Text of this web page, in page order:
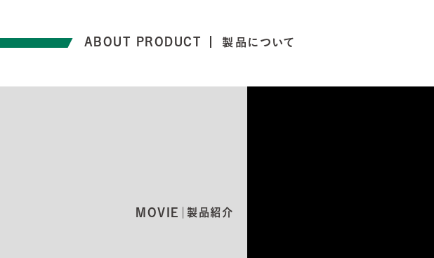
ABOUT PRODUCT 製品について
MOVIE｜ 製品紹介